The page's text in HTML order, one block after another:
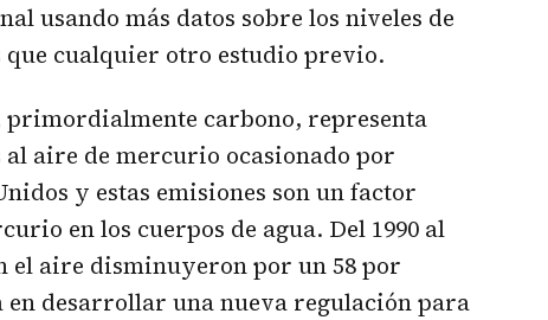
usando más datos sobre los niveles de
que cualquier otro estudio previo.
primordialmente carbono, representa
aire de mercurio ocasionado por
y estas emisiones son un factor
en los cuerpos de agua. Del 1990 al
el aire disminuyeron por un 58 por
en desarrollar una nueva regulación para